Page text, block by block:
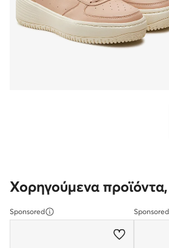
Χορηγούμενα
Sponsored Sponsored